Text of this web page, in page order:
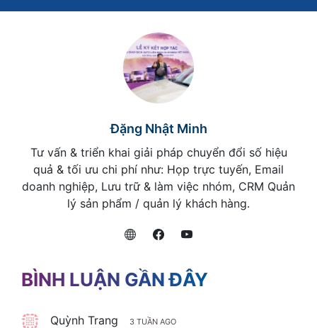
Đặng Nhật Minh
Tư vấn & triển khai giải pháp chuyển đổi số hiệu
quả & tối ưu chi phí như: Họp trực tuyến, Email
doanh nghiệp, Lưu trữ & làm việc nhóm, CRM Quản
lý sản phẩm / quản lý khách hàng.
BÌNH LUẬN GẦN ĐÂY
Quỳnh Trang 3 TUẦN AGO